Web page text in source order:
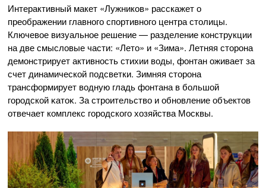
Интерактивный макет «Лужников» расскажет о
преображении главного спортивного центра столицы.
Ключевое визуальное решение — разделение конструкции
на две смысловые части: «Лето» и «Зима». Летняя сторона
демонстрирует активность стихии воды, фонтан оживает за
счет динамической подсветки. Зимняя сторона
трансформирует водную гладь фонтана в большой
городской ĸатоĸ. За строительство и обновление объектов
отвечает комплекс городского хозяйства Москвы.